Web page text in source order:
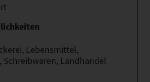
Lebensmittel,
Schreibwaren, Landhandel